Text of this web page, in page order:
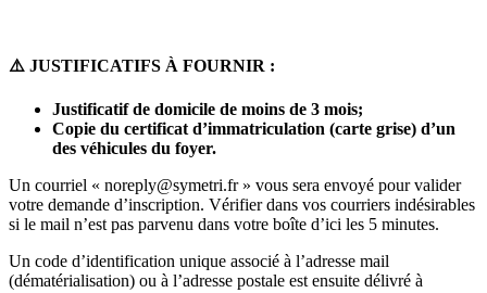
⚠️ JUSTIFICATIFS À FOURNIR :
Justificatif de domicile de moins de 3 mois;
Copie du certificat d’immatriculation (carte grise) d’un
des véhicules du foyer.
Un courriel « noreply@symetri.fr » vous sera envoyé pour valider
votre demande d’inscription. Vérifier dans vos courriers indésirables
si le mail n’est pas parvenu dans votre boîte d’ici les 5 minutes.
Un code d’identification unique associé à l’adresse mail
(dématérialisation) ou à l’adresse postale est ensuite délivré à